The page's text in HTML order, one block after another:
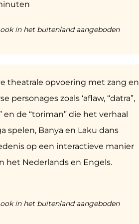
in het buitenland aangeboden
theatrale opvoering met zang en
personages zoals ‘aflaw, “datra”,
en de “toriman” die het verhaal
spelen, Banya en Laku dans
op een interactieve manier
het Nederlands en Engels.
in het buitenland aangeboden